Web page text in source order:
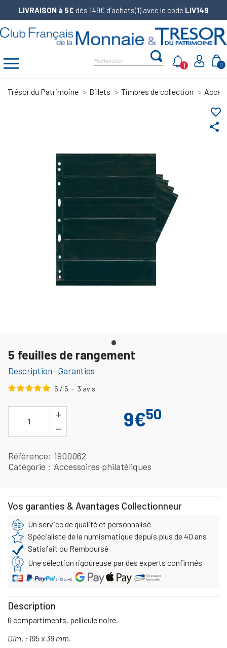
LIVRAISON à 5€ dès 149€ d’achats(1) avec le code LIV149
0
1
Trésor du Patrimoine Billets Timbres de collection
share
favorite_border
5 feuilles de rangement
Description -Garanties
5 / 5 - 3 avis
1
+
−
9€50
Référence 1900062
Catégorie
Accessoires philatéliques
Vos garanties & Avantages Collectionneur
Un service de qualité et personnalisé
Spécialiste de la numismatique depuis plus de 40 ans
Satisfait ou Remboursé
Une sélection rigoureuse par des experts confirmés
Description
6 compartiments, pellicule noire.
Dim. : 195 x 39 mm.